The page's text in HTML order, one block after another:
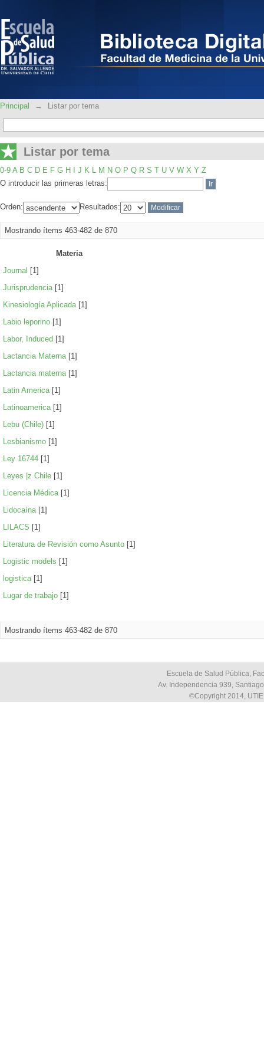
Principal → Listar por tema
Listar por tema
0-9 A B C D E F G H J K L M N O P Q R S T U V W X Y Z
O introducir las primeras letras:
Orden: Resultados:
Mostrando ítems 463-482 de 870
Materia
Journal [1]
Jurisprudencia[1]
Kinesiología Aplicada[1]
Labio leporino [1]
Labor, Induced [1]
Lactancia Materna[1]
Lactancia materna[1]
Latin America[1]
Latinoamerica[1]
Lebu (Chile) [1]
Lesbianismo [1]
Ley 16744 [1]
Leyes |z Chile [1]
Licencia Médica[1]
Lidocaína[1]
LILACS [1]
Literatura de Revisión como Asunto [1]
Logistic models [1]
logistica[1]
Lugar de trabajo [1]
Mostrando ítems 463-482 de 870
Escuela de Salud Pública,
Av. Independencia 939,
©Copyright 2014,